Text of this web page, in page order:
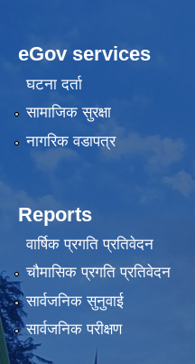
eGov services
घटना दर्ता
सामाजिक सुरक्षा
नागरिक वडापत्र
Reports
वार्षिक प्रगति प्रतिवेदन
चौमासिक प्रगति प्रतिवेदन
सार्वजनिक सुनुवाई
सार्वजनिक परीक्षण